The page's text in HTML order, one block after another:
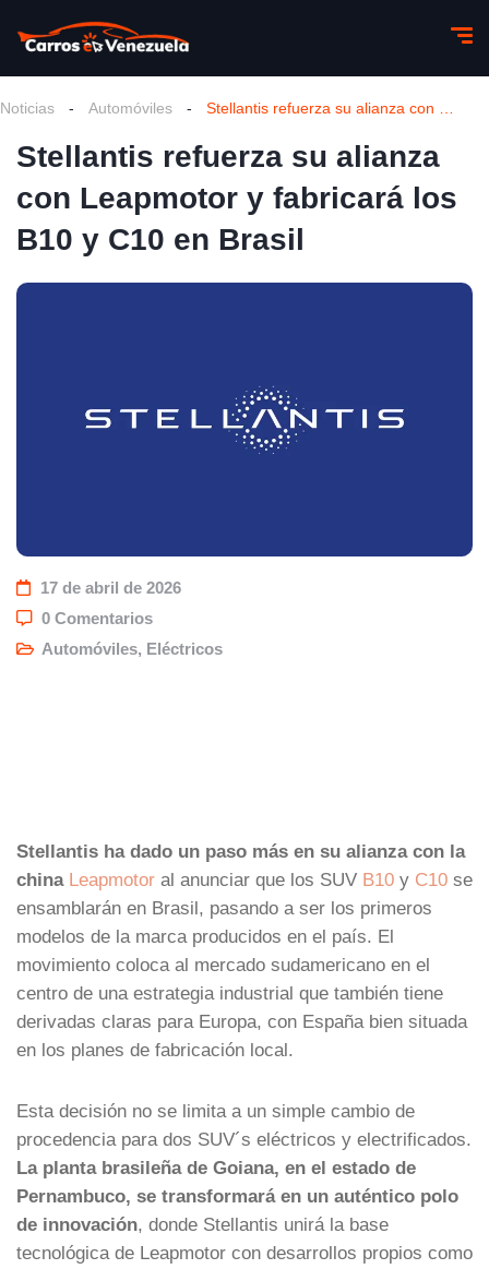
Noticias - Automóviles -
Stellantis refuerza su alianza
con Leapmotor y fabricará los
B10 y C10 en Brasil
17 de abril de 2026
0 Comentarios
Automóviles, Eléctricos
Stellantis ha dado un paso más en su alianza con la
china Leapmotor al anunciar que los SUV B10 y C10 se
ensamblarán en Brasil, pasando a ser los primeros
modelos de la marca producidos en el país. El
movimiento coloca al mercado sudamericano en el
centro de una estrategia industrial que también tiene
derivadas claras para Europa, con España bien situada
en los planes de fabricación local.
Esta decisión no se limita a un simple cambio de
procedencia para dos SUV´s eléctricos y electrificados.
La planta brasileña de Goiana, en el estado de
Pernambuco, se transformará en un auténtico polo
de innovación, donde Stellantis unirá la base
tecnológica de Leapmotor con desarrollos propios como